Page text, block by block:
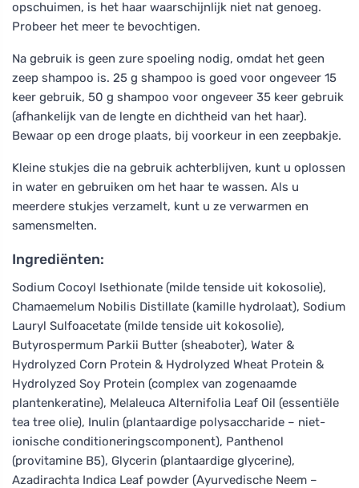
opschuimen, is het haar waarschijnlijk niet nat genoeg.
Probeer het meer te bevochtigen.
Na gebruik is geen zure spoeling nodig, omdat het geen
zeep shampoo is. 25 g shampoo is goed voor ongeveer 15
keer gebruik, 50 g shampoo voor ongeveer 35 keer gebruik
(afhankelijk van de lengte en dichtheid van het haar).
Bewaar op een droge plaats, bij voorkeur in een zeepbakje.
Kleine stukjes die na gebruik achterblijven, kunt u oplossen
in water en gebruiken om het haar te wassen. Als u
meerdere stukjes verzamelt, kunt u ze verwarmen en
samensmelten.
Ingrediënten:
Sodium Cocoyl Isethionate (milde tenside uit kokosolie),
Chamaemelum Nobilis Distillate (kamille hydrolaat), Sodium
Lauryl Sulfoacetate (milde tenside uit kokosolie),
Butyrospermum Parkii Butter (sheaboter), Water &
Hydrolyzed Corn Protein & Hydrolyzed Wheat Protein &
Hydrolyzed Soy Protein (complex van zogenaamde
plantenkeratine), Melaleuca Alternifolia Leaf Oil (essentiële
tea tree olie), Inulin (plantaardige polysaccharide – niet-
ionische conditioneringscomponent), Panthenol
(provitamine B5), Glycerin (plantaardige glycerine),
Azadirachta Indica Leaf powder (Ayurvedische Neem –